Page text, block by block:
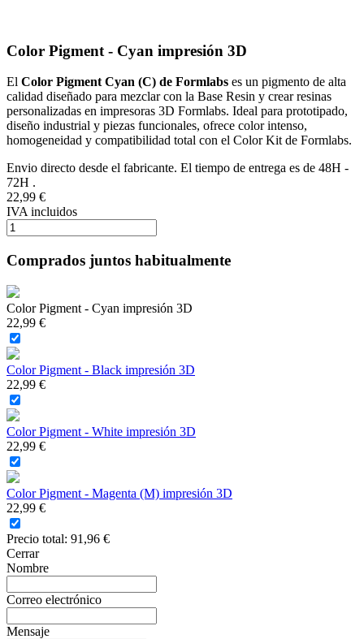
Color Pigment - Cyan impresión 3D
El Color Pigment Cyan (C) de Formlabs es un pigmento de alta
calidad diseñado para mezclar con la Base Resin y crear resinas
personalizadas en impresoras 3D Formlabs. Ideal para prototipado,
diseño industrial y piezas funcionales, ofrece color intenso,
homogeneidad y compatibilidad total con el Color Kit de Formlabs.
Envio directo desde el fabricante. El tiempo de entrega es de 48H -
72H .
22,99 €
IVA incluidos
Comprados juntos habitualmente
Color Pigment - Cyan impresión 3D
22,99 €
Color Pigment - Black impresión 3D
22,99 €
Color Pigment - White impresión 3D
22,99 €
Color Pigment - Magenta (M) impresión 3D
22,99 €
Precio total: 91,96 €
Cerrar
Nombre
Correo electrónico
Mensaje